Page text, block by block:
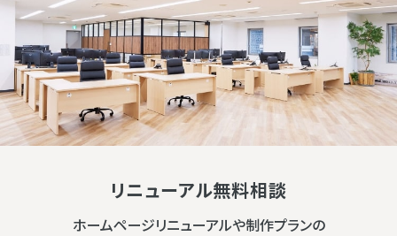
リニューアル無料相談
ホームページリニューアルや制作プランの